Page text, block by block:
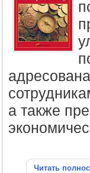
а также
Читать